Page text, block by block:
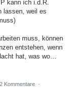
kann ich i.d.R.
lassen, weil es
muss, können
entstehen, wenn
hat, was wo…
2 Kommentare
·